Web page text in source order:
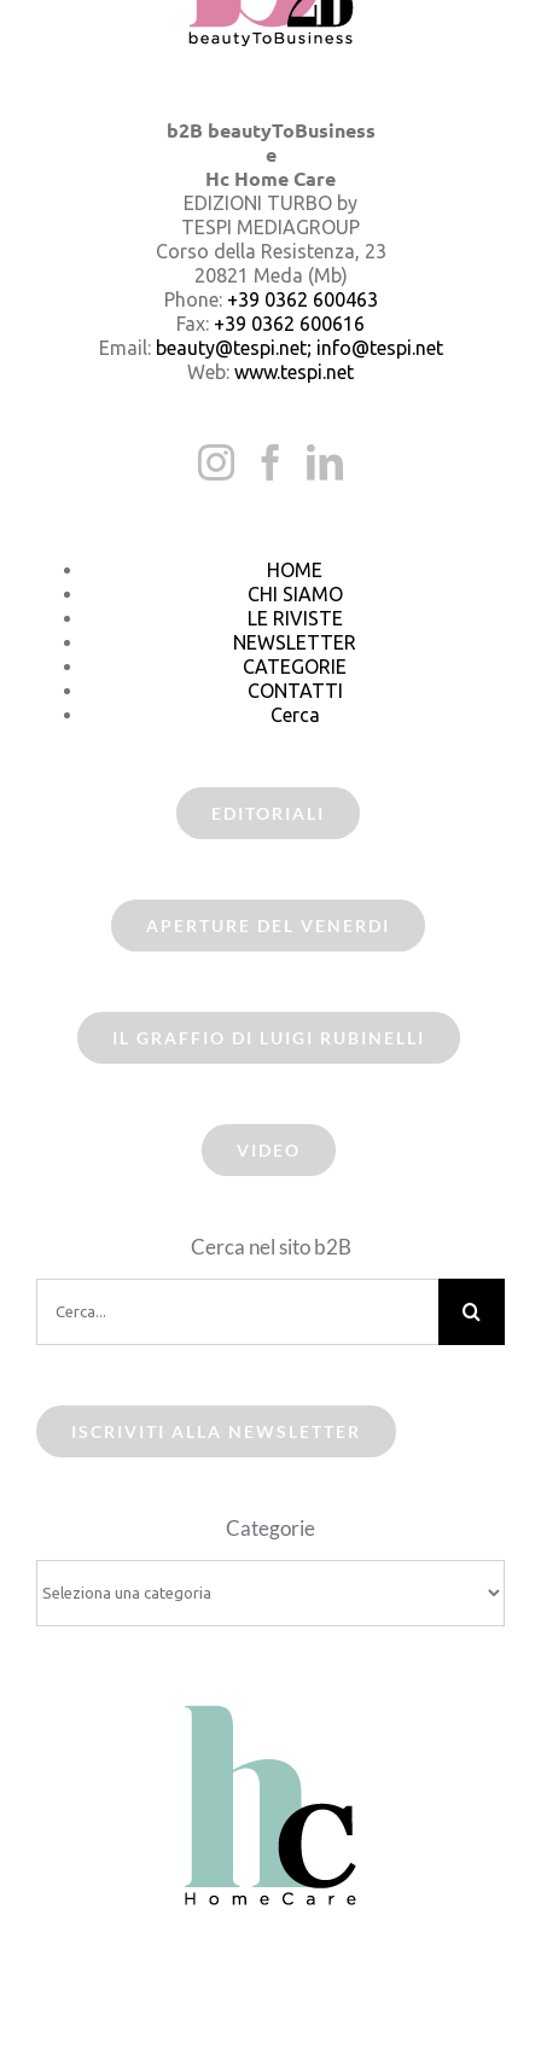
b2B beautyToBusiness
e
Hc Home Care
EDIZIONI TURBO by
TESPI MEDIAGROUP
Corso della Resistenza, 23
20821 Meda (Mb)
Phone: +39 0362 600463
Fax: +39 0362 600616
Email: beauty@tespi.net; info@tespi.net
Web: www.tespi.net
HOME
CHI SIAMO
LE RIVISTE
NEWSLETTER
CATEGORIE
CONTATTI
Cerca
EDITORIALI
APERTURE DEL VENERDI
IL GRAFFIO DI LUIGI RUBINELLI
VIDEO
Cerca nel sito b2B
per:
ISCRIVITI ALLA NEWSLETTER
Categorie